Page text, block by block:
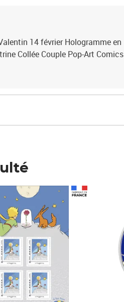
14 février Hologramme en
Collée Couple Pop-Art Comics